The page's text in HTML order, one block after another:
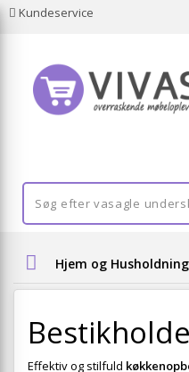
Kundeservice
Hjem og Husholdning
Effektiv og stilfuld